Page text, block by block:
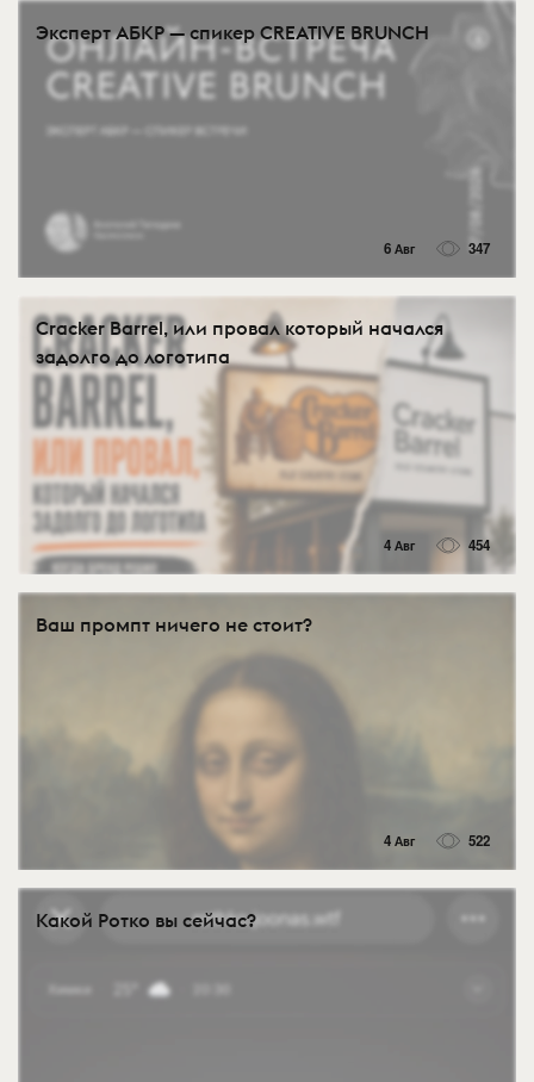
Эксперт АБКР — спикер CREATIVE BRUNCH
6 Авг 347
Cracker Barrel, или провал который начался
задолго до логотипа
4 Авг 454
Ваш промпт ничего не стоит?
4 Авг 522
Какой Ротко вы сейчас?